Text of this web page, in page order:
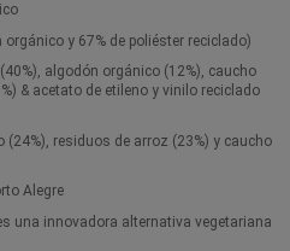
y 67% de poliéster reciclado)
algodón orgánico (12%), caucho
& acetato de etileno y vinilo reciclado
residuos de arroz (23%) y caucho
Alegre
una innovadora alternativa vegetariana